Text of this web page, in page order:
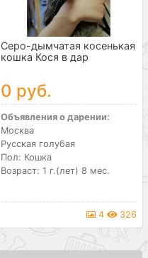
Серо-дымчатая косенькая
кошка Кося в дар
0 руб.
Объявления о дарении:
Москва
Русская голубая
Пол: Кошка
Возраст: 1 г.(лет) 8 мес.
4 326